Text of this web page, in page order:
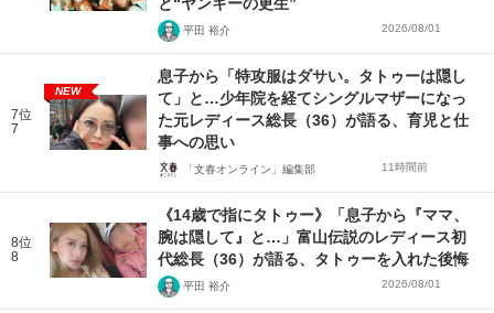
平田 裕介 2026/08/01
7位
7
NEW
息子から「特攻服はダサい。タトゥーは隠し
て」と…少年院を経てシングルマザーになっ
た元レディース総長（36）が語る、育児と仕
事への思い
「文春オンライン」編集部 11時間前
8位
8
《14歳で指にタトゥー》「息子から『ママ、
腕は隠して』と…」富山伝説のレディース初
代総長（36）が語る、タトゥーを入れた後悔
平田 裕介 2026/08/01